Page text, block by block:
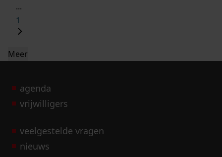
...
1
Meer
agenda
vrijwilligers
veelgestelde vragen
nieuws